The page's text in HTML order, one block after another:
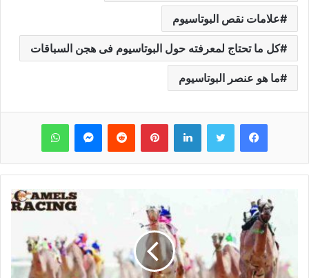
علامات نقص البوتاسيوم
كل ما تحتاج لمعرفته حول البوتاسيوم فى هجن السباقات
ما هو عنصر البوتاسيوم
فيسبوك لينكدإن بينتيريست